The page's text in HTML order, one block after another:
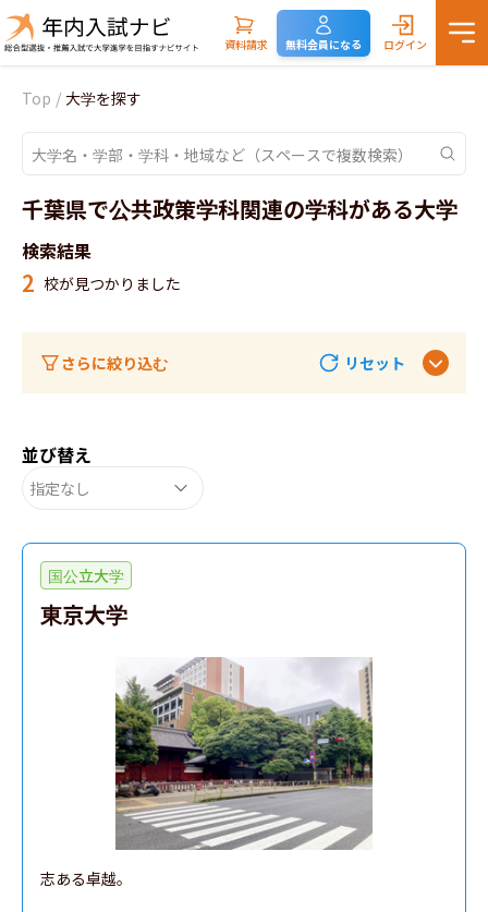
資料請求 無料会員になる ログイン
Top / 大学を探す
千葉県で公共政策学科関連の学科がある大学
検索結果
2 校が見つかりました
さらに絞り込む リセット
並び替え
指定なし
国公立大学
東京大学
志ある卓越。